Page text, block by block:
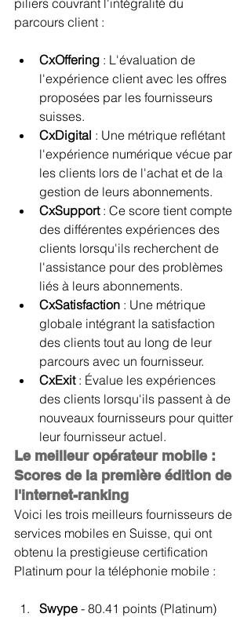
piliers couvrant l'intégralité du
parcours client :
CxOffering : L'évaluation de
l'expérience client avec les offres
proposées par les fournisseurs
suisses.
CxDigital : Une métrique reflétant
l'expérience numérique vécue par
les clients lors de l'achat et de la
gestion de leurs abonnements.
CxSupport : Ce score tient compte
des différentes expériences des
clients lorsqu'ils recherchent de
l'assistance pour des problèmes
liés à leurs abonnements.
CxSatisfaction : Une métrique
globale intégrant la satisfaction
des clients tout au long de leur
parcours avec un fournisseur.
CxExit : Évalue les expériences
des clients lorsqu'ils passent à de
nouveaux fournisseurs pour quitter
leur fournisseur actuel.
Le meilleur opérateur mobile :
Scores de la première édition de
l'internet-ranking
Voici les trois meilleurs fournisseurs de
services mobiles en Suisse, qui ont
obtenu la prestigieuse certification
Platinum pour la téléphonie mobile :
Swype - 80.41 points (Platinum)